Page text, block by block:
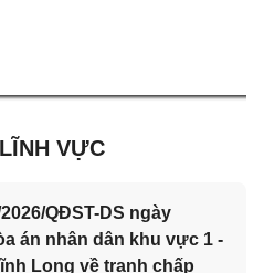
VỰC
QĐST-DS ngày
án nhân dân khu vực 1 -
Long về tranh chấp